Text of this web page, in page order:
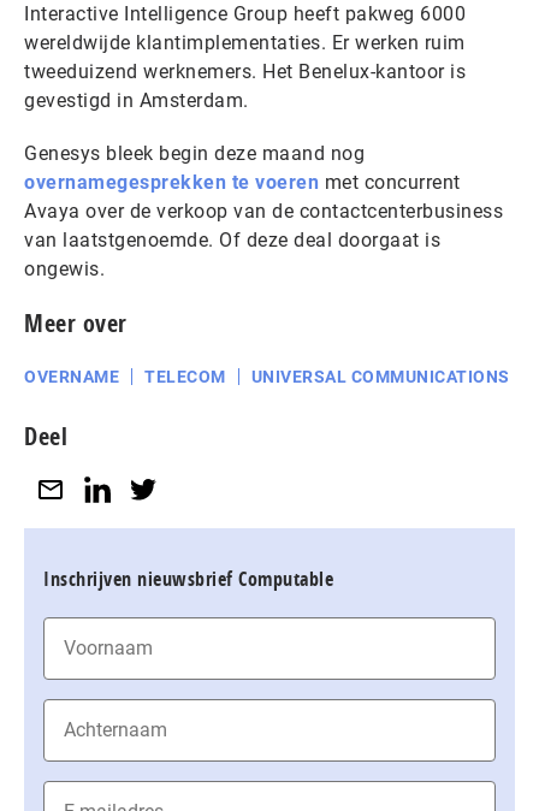
Interactive Intelligence Group heeft pakweg 6000
wereldwijde klantimplementaties. Er werken ruim
tweeduizend werknemers. Het Benelux-kantoor is
gevestigd in Amsterdam.
Genesys bleek begin deze maand nog
overnamegesprekken te voeren met concurrent
Avaya over de verkoop van de contactcenterbusiness
van laatstgenoemde. Of deze deal doorgaat is
ongewis.
Meer over
OVERNAME TELECOM UNIVERSAL COMMUNICATIONS
Deel
Inschrijven nieuwsbrief Computable